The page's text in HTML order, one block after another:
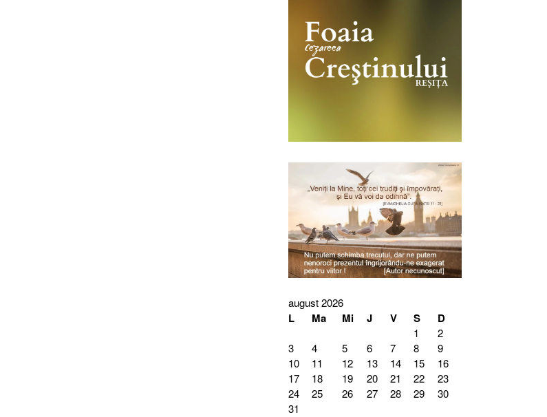
august 2026
L Ma Mi J V S D
1
2
3
4 5 6 7 8
9
10
11 12 13 14 15
16
17
18 19 20 21 22
23
24
25 26 27 28 29
30
31